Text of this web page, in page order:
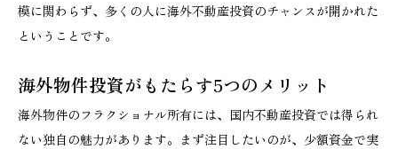
模に関わらず、多くの人に海外不動産投資のチャンスが開かれた
ということです。
海外物件投資がもたらす5つのメリット
海外物件のフラクショナル所有には、国内不動産投資では得られ
ない独自の魅力があります。まず注目したいのが、少額資金で実